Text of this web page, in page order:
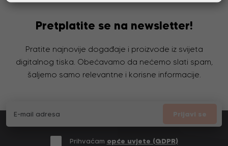
Pretplatite se na newsletter!
Pratite najnovije događaje i proizvode iz svijeta
digitalnog tiska. Obećavamo da nećemo slati spam,
šaljemo samo relevantne i korisne informacije.
Prijavi se
Prihvaćam opće uvjete (GDPR)